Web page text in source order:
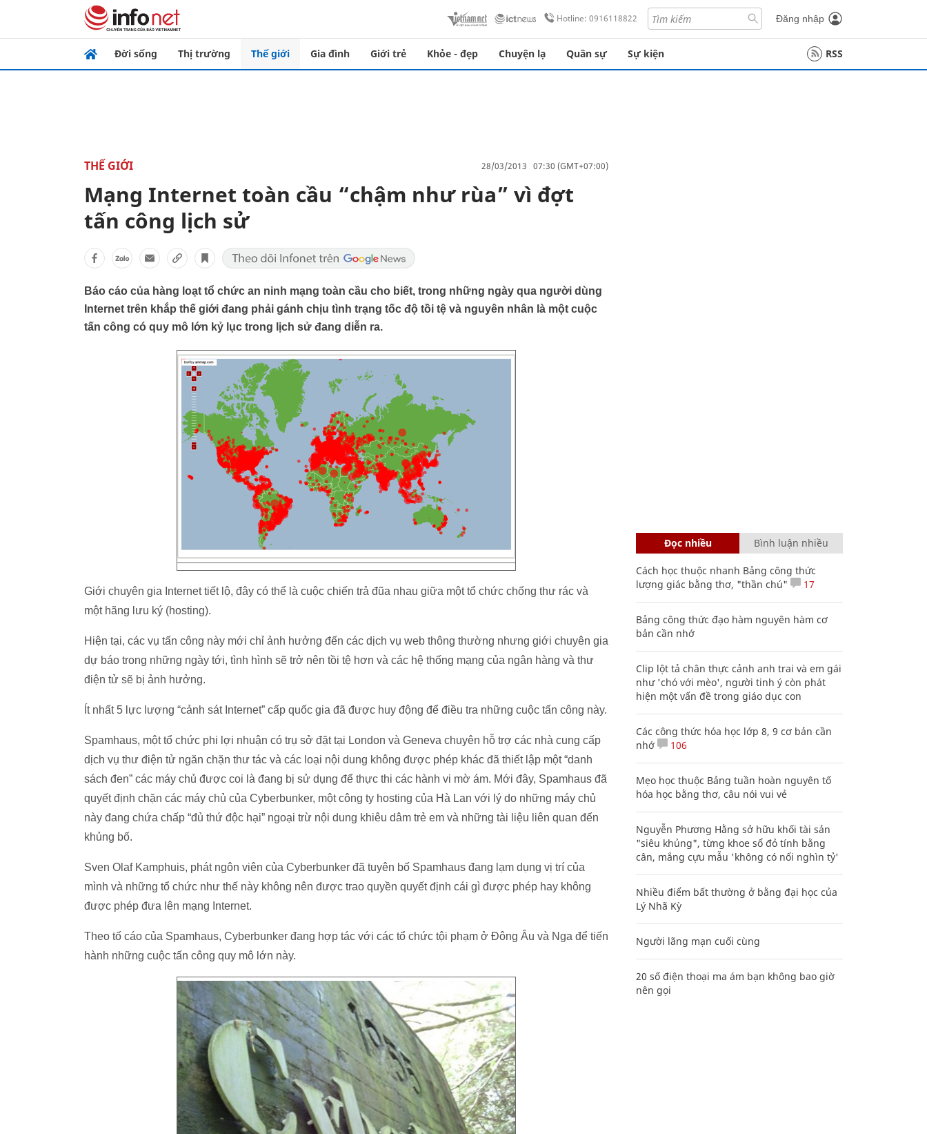
Hotline: 0916118822 Đăng nhập
Đời sống Thị trường Thế giới Gia đình Giới trẻ Khỏe - đẹp Chuyện lạ Quân sự Sự kiện RSS
THẾ GIỚI 28/03/2013 07:30 (GMT+07:00)
Mạng Internet toàn cầu “chậm như rùa” vì đợt
tấn công lịch sử
Báo cáo của hàng loạt tổ chức an ninh mạng toàn cầu cho biết, trong những ngày qua người dùng
Internet trên khắp thế giới đang phải gánh chịu tình trạng tốc độ tồi tệ và nguyên nhân là một cuộc
tấn công có quy mô lớn kỷ lục trong lịch sử đang diễn ra.
Giới chuyên gia Internet tiết lộ, đây có thể là cuộc chiến trả đũa nhau giữa một tổ chức chống thư rác và
một hãng lưu ký (hosting).
Hiện tại, các vụ tấn công này mới chỉ ảnh hưởng đến các dịch vụ web thông thường nhưng giới chuyên gia
dự báo trong những ngày tới, tình hình sẽ trở nên tồi tệ hơn và các hệ thống mạng của ngân hàng và thư
điện tử sẽ bị ảnh hưởng.
Ít nhất 5 lực lượng “cảnh sát Internet” cấp quốc gia đã được huy động để điều tra những cuộc tấn công này.
Spamhaus, một tổ chức phi lợi nhuận có trụ sở đặt tại London và Geneva chuyên hỗ trợ các nhà cung cấp
dịch vụ thư điện tử ngăn chặn thư tác và các loại nội dung không được phép khác đã thiết lập một “danh
sách đen” các máy chủ được coi là đang bị sử dụng để thực thi các hành vi mờ ám. Mới đây, Spamhaus đã
quyết định chặn các máy chủ của Cyberbunker, một công ty hosting của Hà Lan với lý do những máy chủ
này đang chứa chấp “đủ thứ độc hại” ngoại trừ nội dung khiêu dâm trẻ em và những tài liệu liên quan đến
khủng bố.
Sven Olaf Kamphuis, phát ngôn viên của Cyberbunker đã tuyên bố Spamhaus đang lạm dụng vị trí của
mình và những tổ chức như thế này không nên được trao quyền quyết định cái gì được phép hay không
được phép đưa lên mạng Internet.
Theo tố cáo của Spamhaus, Cyberbunker đang hợp tác với các tổ chức tội phạm ở Đông Âu và Nga để tiến
hành những cuộc tấn công quy mô lớn này.
Đọc nhiều Bình luận nhiều
Cách học thuộc nhanh Bảng công thức
lượng giác bằng thơ, "thần chú"
17
Bảng công thức đạo hàm nguyên hàm cơ
bản cần nhớ
Clip lột tả chân thực cảnh anh trai và em gái
như 'chó với mèo', người tinh ý còn phát
hiện một vấn đề trong giáo dục con
Các công thức hóa học lớp 8, 9 cơ bản cần
nhớ
106
Mẹo học thuộc Bảng tuần hoàn nguyên tố
hóa học bằng thơ, câu nói vui vẻ
Nguyễn Phương Hằng sở hữu khối tài sản
"siêu khủng", từng khoe sổ đỏ tính bằng
cân, mắng cựu mẫu 'không có nổi nghìn tỷ'
Nhiều điểm bất thường ở bằng đại học của
Lý Nhã Kỳ
Người lãng mạn cuối cùng
20 số điện thoại ma ám bạn không bao giờ
nên gọi